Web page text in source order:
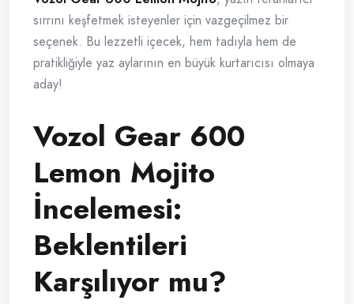
sırrını keşfetmek isteyenler için vazgeçilmez bir
seçenek. Bu lezzetli içecek, hem tadıyla hem de
pratikliğiyle yaz aylarının en büyük kurtarıcısı olmaya
aday!
Vozol Gear 600
Lemon Mojito
İncelemesi:
Beklentileri
Karşılıyor mu?